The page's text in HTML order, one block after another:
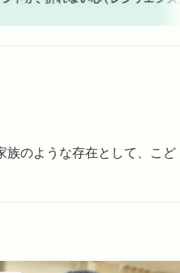
族のような存在として、こど